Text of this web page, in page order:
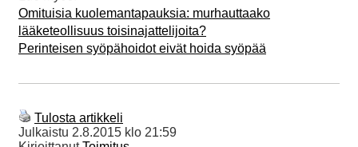
Omituisia kuolemantapauksia: murhauttaako
lääketeollisuus toisinajattelijoita?
Perinteisen syöpähoidot eivät hoida syöpää
Tulosta artikkeli
Julkaistu 2.8.2015 klo 21:59